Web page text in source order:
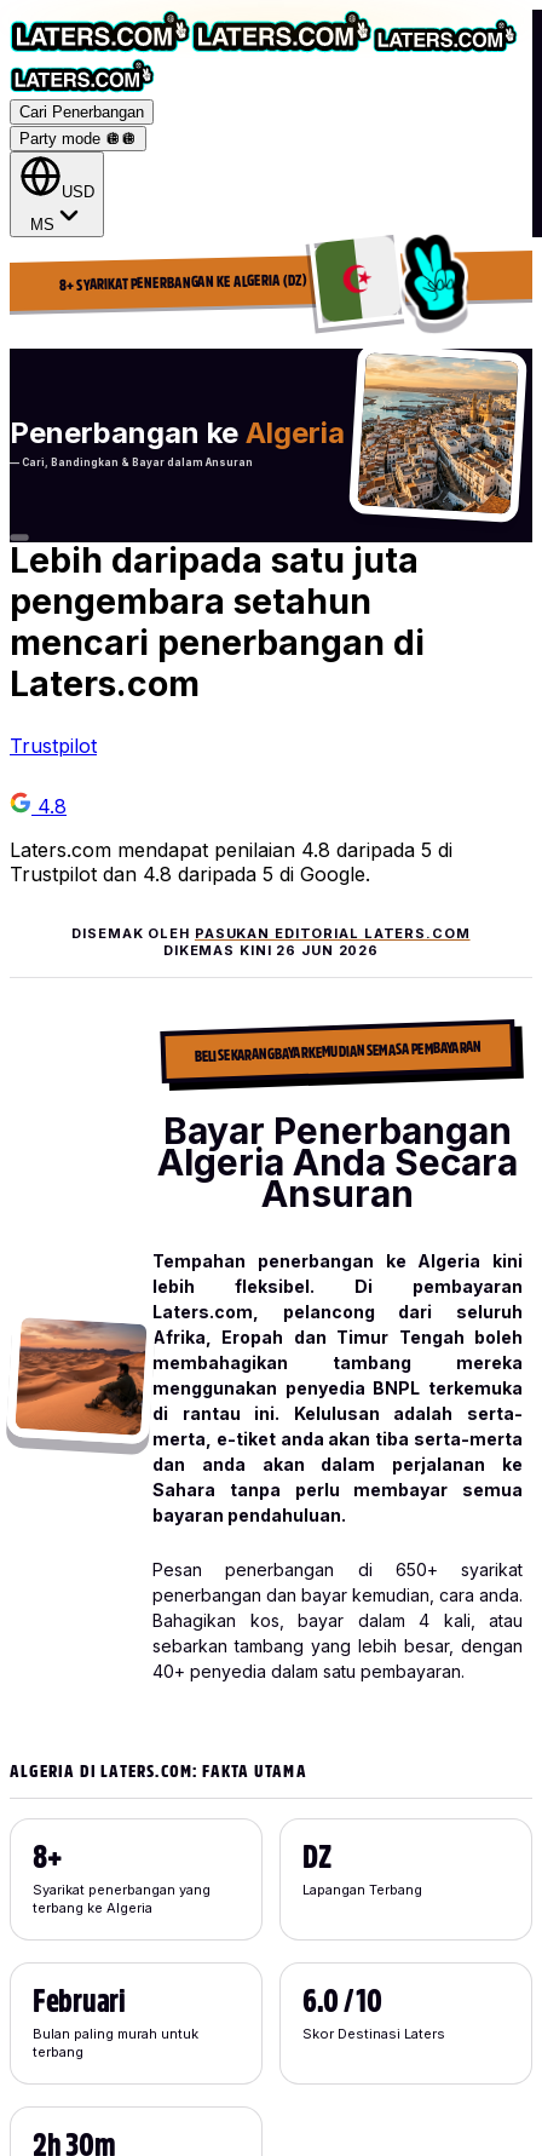
Cari Penerbangan
Party mode 🪩 🪩
USD
MS
8+ SYARIKAT PENERBANGAN KE ALGERIA (DZ)
Penerbangan ke Algeria
— Cari, Bandingkan & Bayar dalam Ansuran
Lebih daripada satu juta
pengembara setahun
mencari penerbangan di
Laters.com
Trustpilot
4.8
Laters.com mendapat penilaian 4.8 daripada 5 di
Trustpilot dan 4.8 daripada 5 di Google.
DISEMAK OLEH PASUKAN EDITORIAL LATERS.COM
DIKEMAS KINI 26 JUN 2026
BELI SEKARANG BAYAR KEMUDIAN SEMASA PEMBAYARAN
Bayar Penerbangan
Algeria Anda Secara
Ansuran
Tempahan penerbangan ke Algeria kini
lebih fleksibel. Di pembayaran
Laters.com, pelancong dari seluruh
Afrika, Eropah dan Timur Tengah boleh
membahagikan tambang mereka
menggunakan penyedia BNPL terkemuka
di rantau ini. Kelulusan adalah serta-
merta, e-tiket anda akan tiba serta-merta
dan anda akan dalam perjalanan ke
Sahara tanpa perlu membayar semua
bayaran pendahuluan.
Pesan penerbangan di 650+ syarikat
penerbangan dan bayar kemudian, cara anda.
Bahagikan kos, bayar dalam 4 kali, atau
sebarkan tambang yang lebih besar, dengan
40+ penyedia dalam satu pembayaran.
ALGERIA DI LATERS.COM: FAKTA UTAMA
Syarikat penerbangan yang
terbang ke Algeria
8+
Lapangan Terbang
DZ
Bulan paling murah untuk
terbang
Februari
Skor Destinasi Laters
6.0 / 10
2h 30m